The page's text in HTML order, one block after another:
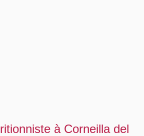
à Corneilla del